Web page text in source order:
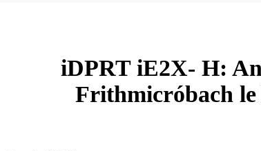
iDPRT iE2X- H:
Frithmicróbach